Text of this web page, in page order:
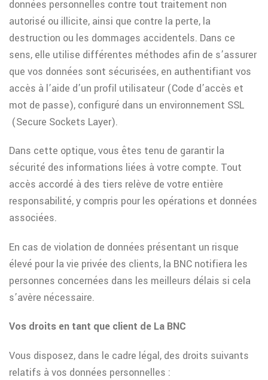
données personnelles contre tout traitement non
autorisé ou illicite, ainsi que contre la perte, la
destruction ou les dommages accidentels. Dans ce
sens, elle utilise différentes méthodes afin de s’assurer
que vos données sont sécurisées, en authentifiant vos
accès à l’aide d’un profil utilisateur (Code d’accès et
mot de passe), configuré dans un environnement SSL
(Secure Sockets Layer).
Dans cette optique, vous êtes tenu de garantir la
sécurité des informations liées à votre compte. Tout
accès accordé à des tiers relève de votre entière
responsabilité, y compris pour les opérations et données
associées.
En cas de violation de données présentant un risque
élevé pour la vie privée des clients, la BNC notifiera les
personnes concernées dans les meilleurs délais si cela
s’avère nécessaire.
Vos droits en tant que client de La BNC
Vous disposez, dans le cadre légal, des droits suivants
relatifs à vos données personnelles :